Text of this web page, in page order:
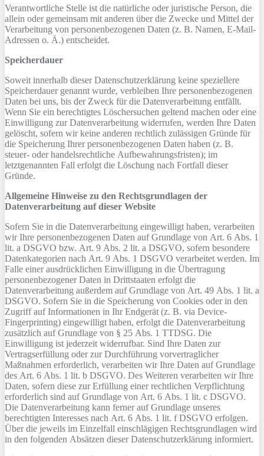
Verantwortliche Stelle ist die natürliche oder juristische Person, die
allein oder gemeinsam mit anderen über die Zwecke und Mittel der
Verarbeitung von personenbezogenen Daten (z. B. Namen, E-Mail-
Adressen o. Ä.) entscheidet.
Speicherdauer
Soweit innerhalb dieser Datenschutzerklärung keine speziellere
Speicherdauer genannt wurde, verbleiben Ihre personenbezogenen
Daten bei uns, bis der Zweck für die Datenverarbeitung entfällt.
Wenn Sie ein berechtigtes Löschersuchen geltend machen oder eine
Einwilligung zur Datenverarbeitung widerrufen, werden Ihre Daten
gelöscht, sofern wir keine anderen rechtlich zulässigen Gründe für
die Speicherung Ihrer personenbezogenen Daten haben (z. B.
steuer- oder handelsrechtliche Aufbewahrungsfristen); im
letztgenannten Fall erfolgt die Löschung nach Fortfall dieser
Gründe.
Allgemeine Hinweise zu den Rechtsgrundlagen der
Datenverarbeitung auf dieser Website
Sofern Sie in die Datenverarbeitung eingewilligt haben, verarbeiten
wir Ihre personenbezogenen Daten auf Grundlage von Art. 6 Abs. 1
lit. a DSGVO bzw. Art. 9 Abs. 2 lit. a DSGVO, sofern besondere
Datenkategorien nach Art. 9 Abs. 1 DSGVO verarbeitet werden. Im
Falle einer ausdrücklichen Einwilligung in die Übertragung
personenbezogener Daten in Drittstaaten erfolgt die
Datenverarbeitung außerdem auf Grundlage von Art. 49 Abs. 1 lit. a
DSGVO. Sofern Sie in die Speicherung von Cookies oder in den
Zugriff auf Informationen in Ihr Endgerät (z. B. via Device-
Fingerprinting) eingewilligt haben, erfolgt die Datenverarbeitung
zusätzlich auf Grundlage von § 25 Abs. 1 TTDSG. Die
Einwilligung ist jederzeit widerrufbar. Sind Ihre Daten zur
Vertragserfüllung oder zur Durchführung vorvertraglicher
Maßnahmen erforderlich, verarbeiten wir Ihre Daten auf Grundlage
des Art. 6 Abs. 1 lit. b DSGVO. Des Weiteren verarbeiten wir Ihre
Daten, sofern diese zur Erfüllung einer rechtlichen Verpflichtung
erforderlich sind auf Grundlage von Art. 6 Abs. 1 lit. c DSGVO.
Die Datenverarbeitung kann ferner auf Grundlage unseres
berechtigten Interesses nach Art. 6 Abs. 1 lit. f DSGVO erfolgen.
Über die jeweils im Einzelfall einschlägigen Rechtsgrundlagen wird
in den folgenden Absätzen dieser Datenschutzerklärung informiert.